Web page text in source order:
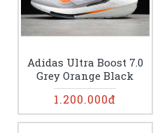
Adidas Ultra Boost 7.0
Grey Orange Black
1.200.000đ